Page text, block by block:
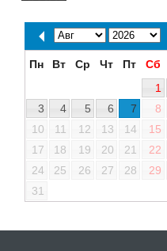
Пн Вт Ср Чт Пт Сб
1
3
4 5 6 7 8
10
11 12 13 14 15
17
18 19 20 21 22
24
25 26 27 28 29
31